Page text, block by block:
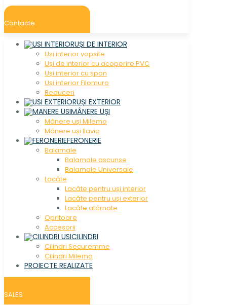
Contacte
UȘI DE INTERIOR
Uși interior vopsite
Uși de interior cu acoperire PVC
Uși interior cu șpon
Uși interior Filomuro
Reduceri
UȘI EXTERIOR
MÂNERE UȘI
Mânere uși Milemo
Mânere uși Ilavio
FERONERIE
Balamale
Balamale ascunse
Balamale Universale
Lacăte
Lacăte pentru uși interior
Lacăte pentru uși exterior
Lacăte atârnate
Opritoare
Accesorii
CILINDRI
Cilindri Securemme
Cilindri Milemo
PROIECTE REALIZATE
SALES